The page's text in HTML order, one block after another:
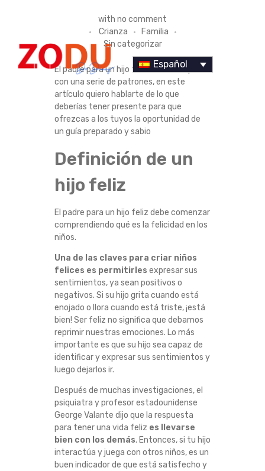
Español
Ó
M
with no comment
Crianza
Familia
Sin categorizar
El padre para un hijo feliz debe cumplir
con una serie de patrones, en este
artículo quiero hablarte de lo que
deberías tener presente para que
ofrezcas a los tuyos la oportunidad de
un guía preparado y sabio
Definición de un
hijo feliz
El padre para un hijo feliz debe comenzar
comprendiendo qué es la felicidad en los
niños.
Una de las claves para criar niños
felices es permitirles expresar sus
sentimientos, ya sean positivos o
negativos. Si su hijo grita cuando está
enojado o llora cuando está triste, ¡está
bien! Ser feliz no significa que debamos
reprimir nuestras emociones. Lo más
importante es que su hijo sea capaz de
identificar y expresar sus sentimientos y
luego dejarlos ir.
Después de muchas investigaciones, el
psiquiatra y profesor estadounidense
George Valante dijo que la respuesta
para tener una vida feliz es llevarse
bien con los demás. Entonces, si tu hijo
interactúa y juega con otros niños, es un
buen indicador de que está satisfecho y